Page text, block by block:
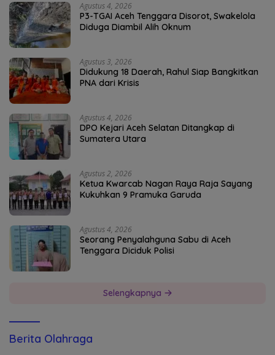
Agustus 4, 2026
P3-TGAI Aceh Tenggara Disorot, Swakelola
Diduga Diambil Alih Oknum
Agustus 3, 2026
Didukung 18 Daerah, Rahul Siap Bangkitkan
PNA dari Krisis
Agustus 4, 2026
DPO Kejari Aceh Selatan Ditangkap di
Sumatera Utara
Agustus 2, 2026
Ketua Kwarcab Nagan Raya Raja Sayang
Kukuhkan 9 Pramuka Garuda
Agustus 4, 2026
Seorang Penyalahguna Sabu di Aceh
Tenggara Diciduk Polisi
Selengkapnya
Berita Olahraga